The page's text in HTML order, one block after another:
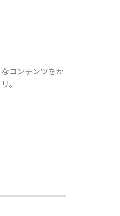
コンテンツをか
。